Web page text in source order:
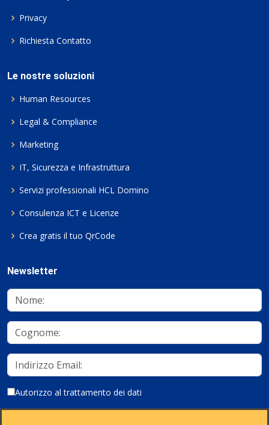
Privacy
Richiesta Contatto
Le nostre soluzioni
Human Resources
Legal & Compliance
Marketing
IT, Sicurezza e Infrastruttura
Servizi professionali HCL Domino
Consulenza ICT e Licenze
Crea gratis il tuo QrCode
Newsletter
Autorizzo al trattamento dei dati